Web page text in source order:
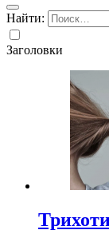
Найти:
Заголовки